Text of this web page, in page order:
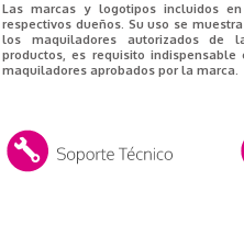
Las marcas y logotipos incluidos
respectivos dueños. Su uso se
los maquiladores autorizados de
productos, es requisito
maquiladores aprobados por la marca.